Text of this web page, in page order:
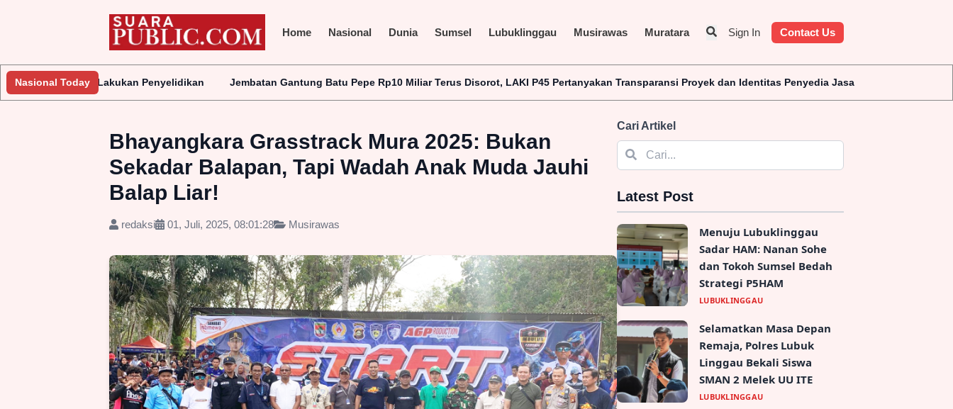
Home Nasional Dunia Sumsel Lubuklinggau Musirawas Muratara Sign In Contact Us
Nasional Today
Penyelidikan Jembatan Gantung Batu Pepe Rp10 Miliar Terus Disorot, LAKI P45 Pertanyakan Transparansi Proyek dan Identitas Penyedia Jasa
Bhayangkara Grasstrack Mura 2025: Bukan
Sekadar Balapan, Tapi Wadah Anak Muda Jauhi
Balap Liar!
redaksi 01, Juli, 2025, 08:01:28 Musirawas
Cari Artikel
Latest Post
Menuju Lubuklinggau
Sadar HAM: Nanan Sohe
dan Tokoh Sumsel Bedah
Strategi P5HAM
LUBUKLINGGAU
Selamatkan Masa Depan
Remaja, Polres Lubuk
Linggau Bekali Siswa
SMAN 2 Melek UU ITE
LUBUKLINGGAU